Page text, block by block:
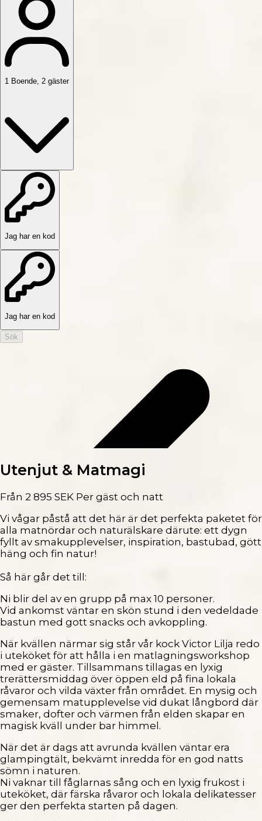
1 Boende 2 gäster
Jag har en kod
Jag har en kod
Sök
Utenjut & Matmagi
Från 2 895 SEK Per gäst och natt
Vi vågar påstå att det här är det perfekta paketet för
alla matnördar och naturälskare därute: ett dygn
fyllt av smakupplevelser, inspiration, bastubad, gött
häng och fin natur!
Så här går det till:
Ni blir del av en grupp på max 10 personer.
Vid ankomst väntar en skön stund i den vedeldade
bastun med gott snacks och avkoppling.
När kvällen närmar sig står vår kock Victor Lilja redo
i uteköket för att hålla i en matlagningsworkshop
med er gäster. Tillsammans tillagas en lyxig
trerättersmiddag över öppen eld på fina lokala
råvaror och vilda växter från området. En mysig och
gemensam matupplevelse vid dukat långbord där
smaker, dofter och värmen från elden skapar en
magisk kväll under bar himmel.
När det är dags att avrunda kvällen väntar era
glampingtält, bekvämt inredda för en god natts
sömn i naturen.
Ni vaknar till fåglarnas sång och en lyxig frukost i
uteköket, där färska råvaror och lokala delikatesser
ger den perfekta starten på dagen.